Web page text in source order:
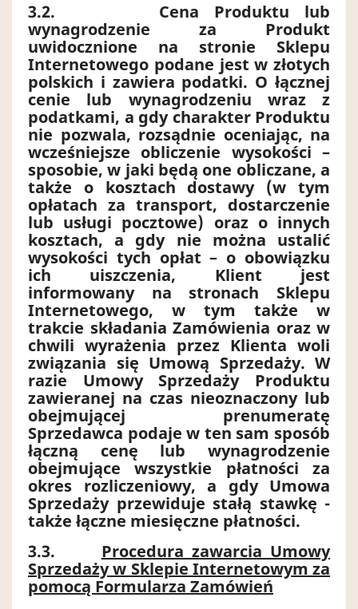
3.2.
Cena Produktu lub
wynagrodzenie za Produkt
uwidocznione na stronie Sklepu
Internetowego podane jest w złotych
polskich i zawiera podatki. O łącznej
cenie lub wynagrodzeniu wraz z
podatkami, a gdy charakter Produktu
nie pozwala, rozsądnie oceniając, na
wcześniejsze obliczenie wysokości –
sposobie, w jaki będą one obliczane, a
także o kosztach dostawy (w tym
opłatach za transport, dostarczenie
lub usługi pocztowe) oraz o innych
kosztach, a gdy nie można ustalić
wysokości tych opłat – o obowiązku
ich uiszczenia, Klient jest
informowany na stronach Sklepu
Internetowego, w tym także w
trakcie składania Zamówienia oraz w
chwili wyrażenia przez Klienta woli
związania się Umową Sprzedaży. W
razie Umowy Sprzedaży Produktu
zawieranej na czas nieoznaczony lub
obejmującej prenumeratę
Sprzedawca podaje w ten sam sposób
łączną cenę lub wynagrodzenie
obejmujące wszystkie płatności za
okres rozliczeniowy, a gdy Umowa
Sprzedaży przewiduje stałą stawkę -
także łączne miesięczne płatności.
3.3.
Procedura zawarcia Umowy
Sprzedaży w Sklepie Internetowym za
pomocą Formularza Zamówień